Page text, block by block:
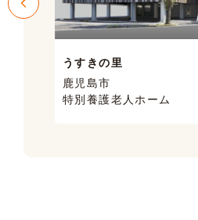
うすきの里
鹿児島市
特別養護老人ホーム